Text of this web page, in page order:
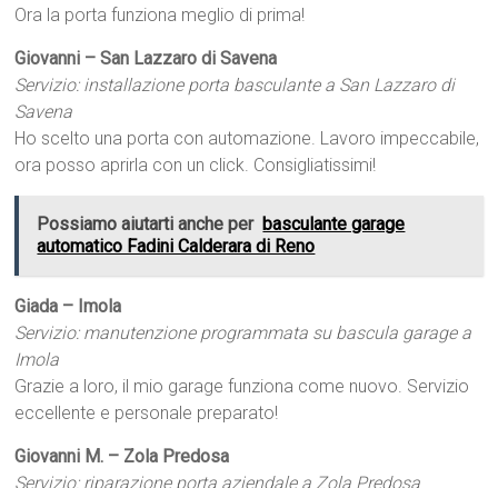
Ora la porta funziona meglio di prima!
Giovanni – San Lazzaro di Savena
Servizio: installazione porta basculante a San Lazzaro di
Savena
Ho scelto una porta con automazione. Lavoro impeccabile,
ora posso aprirla con un click. Consigliatissimi!
Possiamo aiutarti anche per basculante garage
automatico Fadini Calderara di Reno
Giada – Imola
Servizio: manutenzione programmata su bascula garage a
Imola
Grazie a loro, il mio garage funziona come nuovo. Servizio
eccellente e personale preparato!
Giovanni M. – Zola Predosa
Servizio: riparazione porta aziendale a Zola Predosa